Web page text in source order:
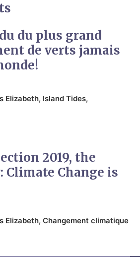
du plus grand
de verts jamais
Elizabeth, Island Tides,
2019, the
Climate Change is
Elizabeth, Changement climatique